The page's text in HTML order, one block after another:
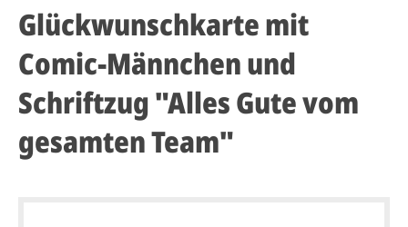
Glückwunschkarte mit
Comic-Männchen und
Schriftzug "Alles Gute vom
gesamten Team"